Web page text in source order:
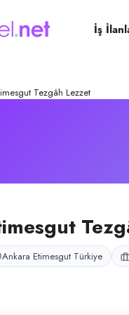
Etimesgut’ta tezgâh
İş
Tezgâh Lezzet
Ankara Etimesgut Türkiye